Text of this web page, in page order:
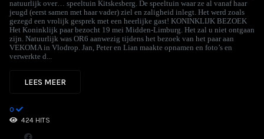
natuurlijk over… speeltuin Kitskesberg. De speeltuin waar ze al vanaf haar
jeugd (eerst samen met haar vader) ziel en zaligheid inlegt. Het werd zoals
gezegd een vrolijk gesprek met een heerlijke gast! KONINKLIJK BEZOEK
Het Koninklijk paar bezocht 19 mei Midden-Limburg. Het zal u niet ontgaan
zijn. Natuurlijk was OR6 aanwezig tijdens het bezoek van het paar aan
VEKOMA in Vlodrop. Jan, Peter en Lian maakte opnamen en foto’s en
verwerkte d...
LEES MEER
0
424 HITS